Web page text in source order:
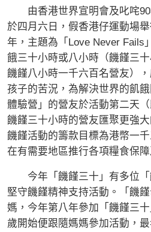
由香港世界宣明會及叱咤
於四月六日，假香港仔運動場
年，主題為「Love Never Fails
餓三十小時或八小時（饑饉三
饑饉八小時一千六百名營友）
孩子的苦況，為解決世界的飢
體驗營」的營友於活動第二天
饑饉三十小時的營友匯聚更強
饑饉活動的籌款目標為港幣一
在有需要地區推行各項糧食保障
今年「饑饉三十」有多位「
堅守饑饉精神支持活動。「饑
媽，今年第八年參加「饑饉三
歲開始便跟隨媽媽參加活動，